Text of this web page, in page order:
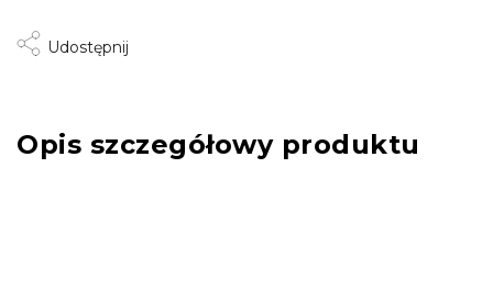
Udostępnij
Opis szczegółowy produktu